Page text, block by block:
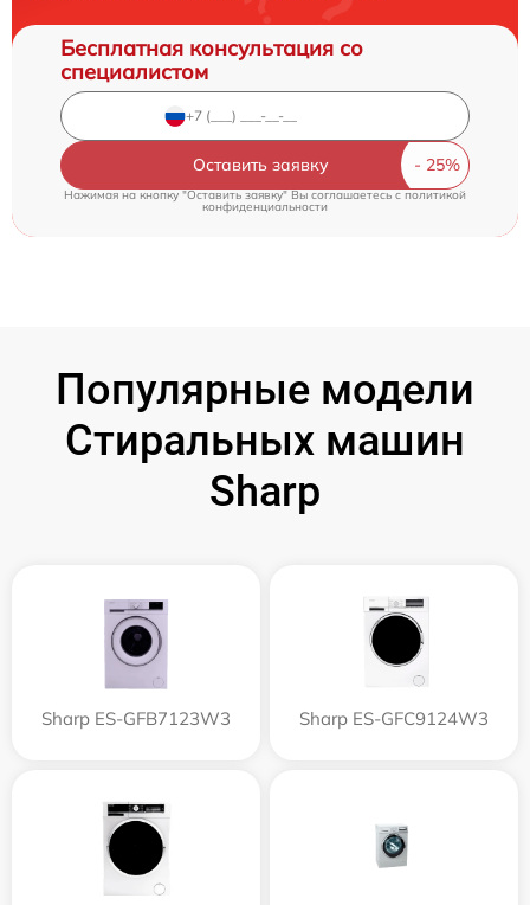
Бесплатная консультация со
специалистом
Оставить заявку
Нажимая на кнопку "Оставить заявку" Вы соглашаетесь cполитикой
конфиденциальности
Популярные модели
Стиральных машин
Sharp
Sharp ES-GFB7123W3 Sharp ES-GFC9124W3